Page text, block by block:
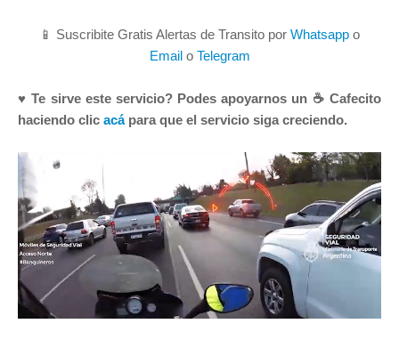
📱 Suscribite Gratis Alertas de Transito por Whatsapp o
Emailo Telegram
♥ Te sirve este servicio? Podes apoyarnos un ☕ Cafecito
haciendo clic acápara que el servicio siga creciendo.